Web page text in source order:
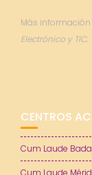
Más
Electrónico y TIC.
CENTROS
Cum Laude
Cum Laude